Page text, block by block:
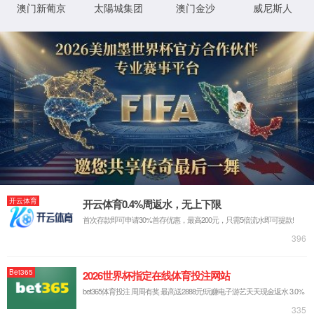
详细错误信息:
模块 IIS Web Core
通知
MapRequestHan
dler
处理程
序
StaticFile
错误代
码
0x80070002
请求的
URL
http://www.han-shine.com:80/article/3
602
物理路
径
D:\webhosting\clients\a7092966-43f1-
4b63-ad36-bbe423e442e0\wwwroot\arti
cle\3602
登录方
法
匿名
登录用 匿名
详细信息:
此错误表明文件或目录在服务器上不存在。请创建文件或目录并重新尝试请
求。
XML 地图